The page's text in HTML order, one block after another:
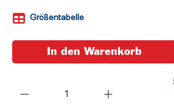
Größentabelle
In den Warenkorb